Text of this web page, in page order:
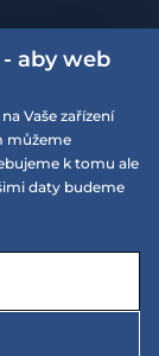
aby web
Vaše zařízení
můžeme
k tomu ale
daty budeme